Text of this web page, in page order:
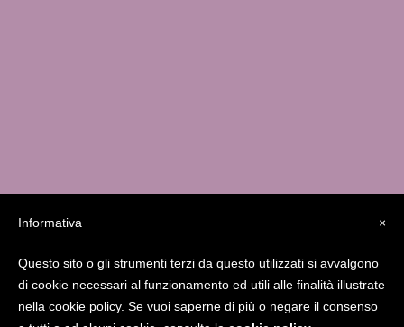
Studio MedicaFutura Via Serassi 13/a – 24124
Bergamo
338.8556841
giucarolei@gmail.com
www.gcarolei.com
Gcarolei
×
Informativa
Questo sito o gli strumenti terzi da questo utilizzati si avvalgono
di cookie necessari al funzionamento ed utili alle finalità illustrate
nella cookie policy. Se vuoi saperne di più o negare il consenso